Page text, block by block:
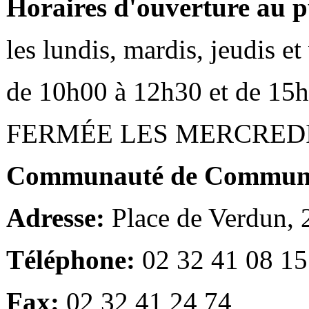
Horaires d'ouverture au
les lundis, mardis, jeudis et
de 10h00 à 12h30 et de
FERMÉE LES
Communauté de
Adresse: Place de Verdun,
Téléphone: 02 32 41 08 15
Fax: 02 32 41 24 74